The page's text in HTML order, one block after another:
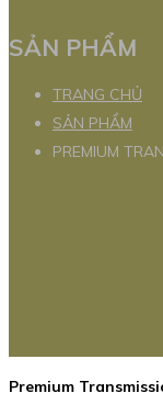
SẢN PHẨM
TRANG CHỦ
SẢN PHẨM
PREMIUM
Premium